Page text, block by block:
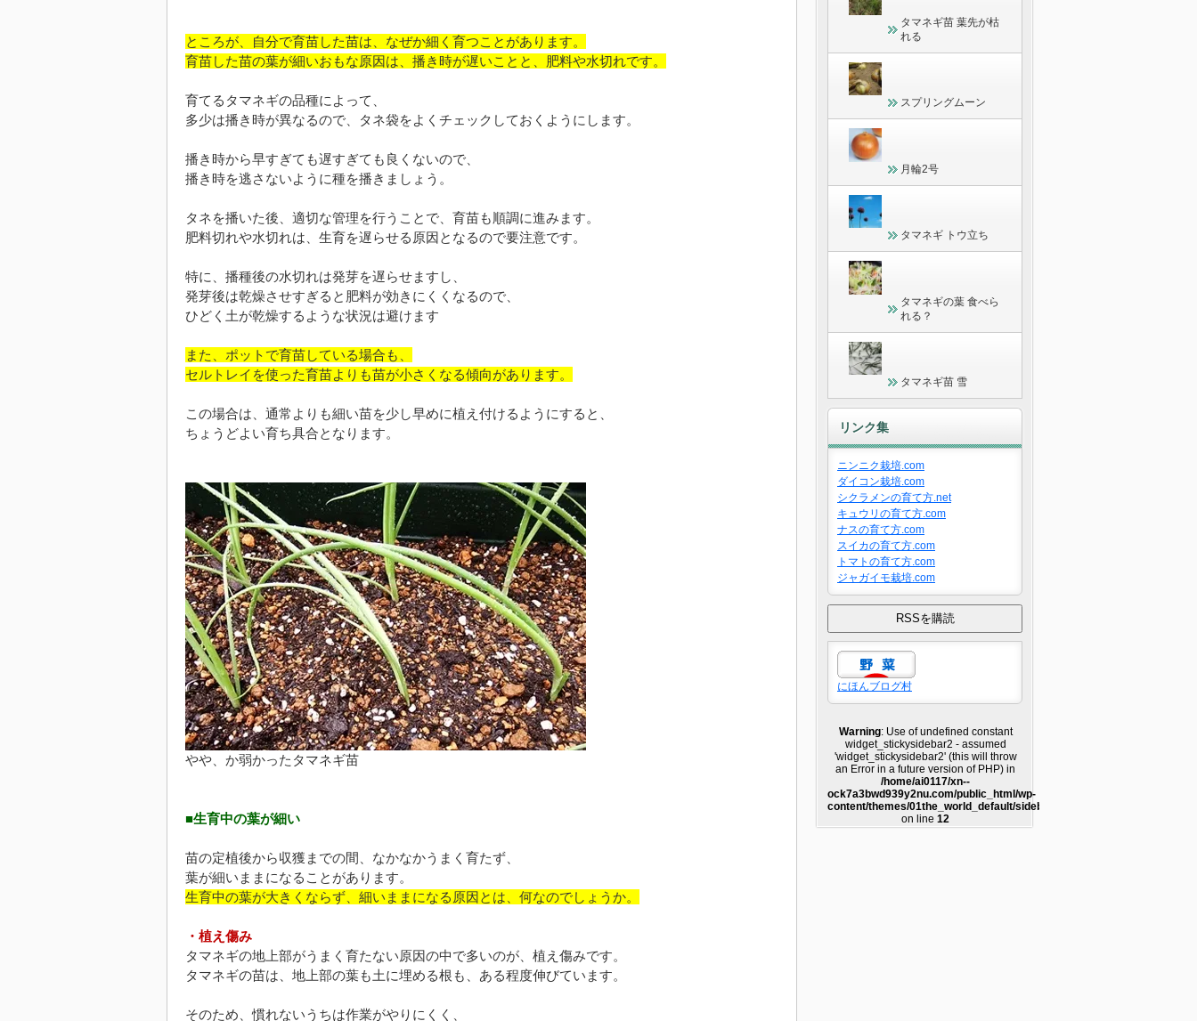
ところが、自分で育苗した苗は、なぜか細く育つことがあります。
育苗した苗の葉が細いおもな原因は、播き時が遅いことと、肥料や水切れです。
育てるタマネギの品種によって、
多少は播き時が異なるので、タネ袋をよくチェックしておくようにします。
播き時から早すぎても遅すぎても良くないので、
播き時を逃さないように種を播きましょう。
タネを播いた後、適切な管理を行うことで、育苗も順調に進みます。
肥料切れや水切れは、生育を遅らせる原因となるので要注意です。
特に、播種後の水切れは発芽を遅らせますし、
発芽後は乾燥させすぎると肥料が効きにくくなるので、
ひどく土が乾燥するような状況は避けます
また、ポットで育苗している場合も、
セルトレイを使った育苗よりも苗が小さくなる傾向があります。
この場合は、通常よりも細い苗を少し早めに植え付けるようにすると、
ちょうどよい育ち具合となります。
やや、か弱かったタマネギ苗
■生育中の葉が細い
苗の定植後から収獲までの間、なかなかうまく育たず、
葉が細いままになることがあります。
生育中の葉が大きくならず、細いままになる原因とは、何なのでしょうか。
・植え傷み
タマネギの地上部がうまく育たない原因の中で多いのが、植え傷みです。
タマネギの苗は、地上部の葉も土に埋める根も、ある程度伸びています。
そのため、慣れないうちは作業がやりにくく、
タマネギ苗 葉先が枯
れる
スプリングムーン
月輪2号
タマネギ トウ立ち
タマネギの葉 食べら
れる？
タマネギ苗 雪
リンク集
ニンニク栽培.com
ダイコン栽培.com
シクラメンの育て方.net
キュウリの育て方.com
ナスの育て方.com
スイカの育て方.com
トマトの育て方.com
ジャガイモ栽培.com
にほんブログ村
Warning: Use of undefined constant
widget_stickysidebar2 - assumed
'widget_stickysidebar2' (this will throw
an Error in a future version of PHP) in
/home/ai0117/xn--
ock7a3bwd939y2nu.com/public_html/wp-
content/themes/01the_world_default/sidebar2.php
on line 12